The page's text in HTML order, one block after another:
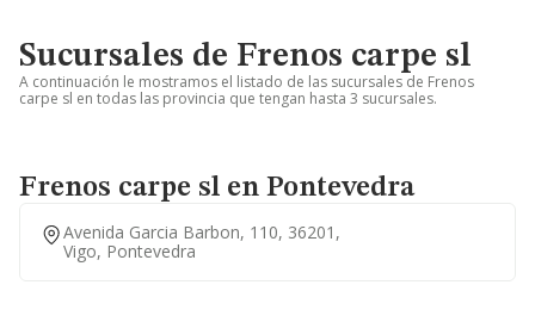
Sucursales de Frenos carpe sl
A continuación le mostramos el listado de las sucursales de Frenos
carpe sl en todas las provincia que tengan hasta 3 sucursales.
Frenos carpe sl en Pontevedra
Avenida Garcia Barbon, 110, 36201,
Vigo, Pontevedra